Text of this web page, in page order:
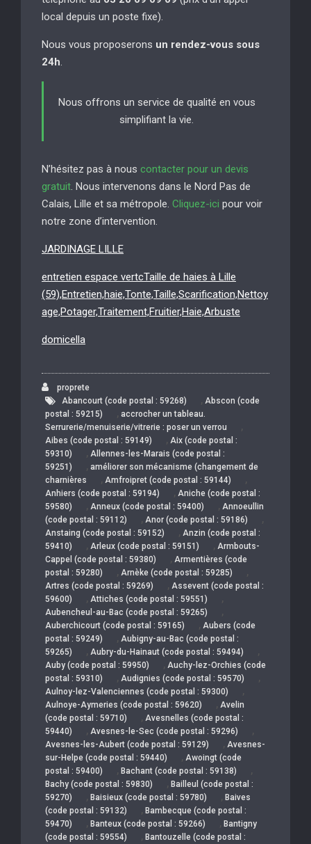
local depuis un poste fixe).
Nous vous proposerons un rendez-vous sous
24h
Nous offrons un service de qualité en vous
simplifiant la vie.
N’hésitez pas à nous contacter pour un devis
gratuit . Nous intervenons dans le Nord Pas de
Calais, Lille et sa métropole. Cliquez-ici pour voir
notre zone d’intervention.
JARDINAGE LILLE
entretien espace vertcTaille de haies à Lille
(59),Entretien,haie,Tonte,Taille,Scarification,Nettoy
age,Potager,Traitement,Fruitier,Haie,Arbuste
domicella
proprete
Abancourt (code postal : 59268)
, Abscon (code
postal : 59215)
, accrocher un tableau.
Serrurerie/menuiserie/vitrerie : poser un verrou
,
Aibes (code postal : 59149) , Aix (code postal :
59310)
, Allennes-les-Marais (code postal :
59251)
, améliorer son mécanisme (changement de
charnières
, Amfroipret (code postal : 59144) ,
Anhiers (code postal : 59194) , Aniche (code postal :
59580)
, Anneux (code postal : 59400) , Annoeullin
(code postal : 59112)
, Anor (code postal : 59186) ,
Anstaing (code postal : 59152) , Anzin (code postal :
59410)
, Arleux (code postal : 59151) , Armbouts-
Cappel (code postal : 59380)
, Armentières (code
postal : 59280)
, Arnèke (code postal : 59285) ,
Artres (code postal : 59269) , Assevent (code postal :
59600)
, Attiches (code postal : 59551) ,
Aubencheul-au-Bac (code postal : 59265) ,
Auberchicourt (code postal : 59165) , Aubers (code
postal : 59249)
, Aubigny-au-Bac (code postal :
59265)
, Aubry-du-Hainaut (code postal : 59494) ,
Auby (code postal : 59950) , Auchy-lez-Orchies (code
postal : 59310)
, Audignies (code postal : 59570) ,
Aulnoy-lez-Valenciennes (code postal : 59300) ,
Aulnoye-Aymeries (code postal : 59620) , Avelin
(code postal : 59710)
, Avesnelles (code postal :
59440)
, Avesnes-le-Sec (code postal : 59296) ,
Avesnes-les-Aubert (code postal : 59129) , Avesnes-
sur-Helpe (code postal : 59440)
, Awoingt (code
postal : 59400)
, Bachant (code postal : 59138) ,
Bachy (code postal : 59830) , Bailleul (code postal :
59270)
, Baisieux (code postal : 59780) , Baives
(code postal : 59132)
, Bambecque (code postal :
59470)
, Banteux (code postal : 59266) , Bantigny
(code postal : 59554)
, Bantouzelle (code postal :